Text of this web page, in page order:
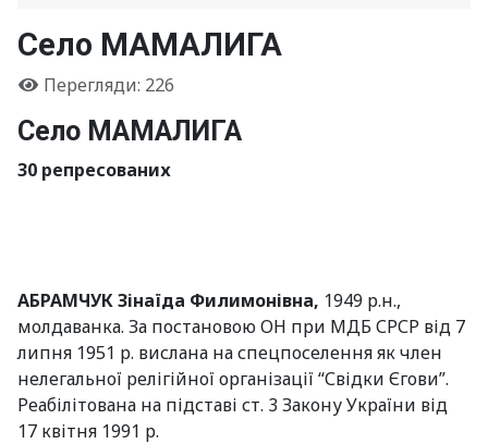
Село МАМАЛИГА
Перегляди: 226
Село МАМАЛИГА
30 репресованих
АБРАМЧУК Зінаїда Филимонівна, 1949 р.н.,
молдаванка. За постановою ОН при МДБ СРСР від 7
липня 1951 р. вислана на спецпоселення як член
нелегальної релігійної організації “Свідки Єгови”.
Реабілітована на підставі ст. 3 Закону України від
17 квітня 1991 р.